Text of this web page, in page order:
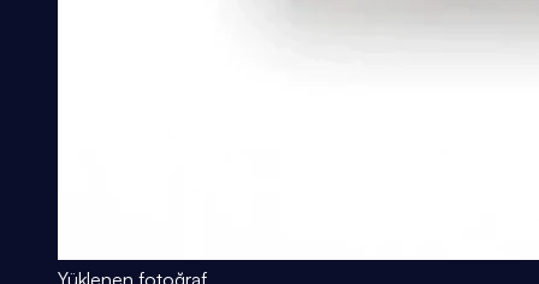
Yüklenen fotoğraf